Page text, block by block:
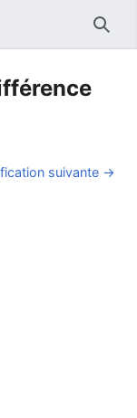
suivante →